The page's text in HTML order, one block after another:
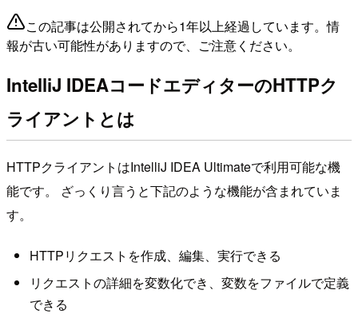
この記事は公開されてから1年以上経過しています。情
報が古い可能性がありますので、ご注意ください。
IntelliJ IDEAコードエディターのHTTPク
ライアントとは
HTTPクライアントはIntelliJ IDEA Ultimateで利用可能な機
能です。 ざっくり言うと下記のような機能が含まれていま
す。
HTTPリクエストを作成、編集、実行できる
リクエストの詳細を変数化でき、変数をファイルで定義
できる